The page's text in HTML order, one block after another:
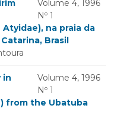
Volume 4, 1996
Nº 1
na praia da
Brasil
Volume 4, 1996
Nº 1
in
from the Ubatuba